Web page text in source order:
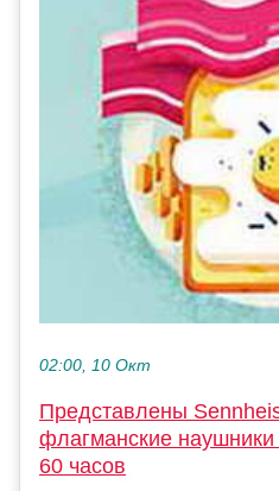
02:00, 10 Окт
Представлены
флагманские
60 часов